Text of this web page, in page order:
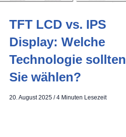
TFT LCD vs. IPS
Display: Welche
Technologie sollten
Sie wählen?
20. August 2025 /4 Minuten Lesezeit